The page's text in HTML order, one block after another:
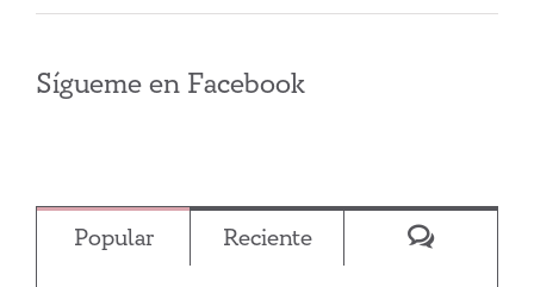
Sígueme en Facebook
Popular Reciente